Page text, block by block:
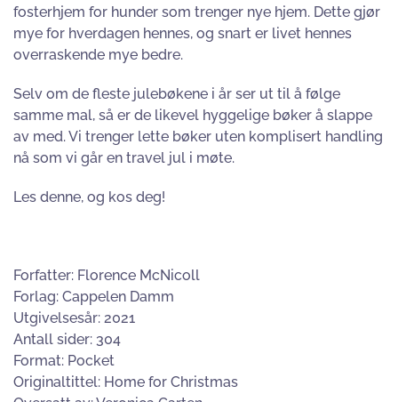
fosterhjem for hunder som trenger nye hjem. Dette gjør
mye for hverdagen hennes, og snart er livet hennes
overraskende mye bedre.
Selv om de fleste julebøkene i år ser ut til å følge
samme mal, så er de likevel hyggelige bøker å slappe
av med. Vi trenger lette bøker uten komplisert handling
nå som vi går en travel jul i møte.
Les denne, og kos deg!
Forfatter: Florence McNicoll
Forlag: Cappelen Damm
Utgivelsesår: 2021
Antall sider: 304
Format: Pocket
Originaltittel: Home for Christmas